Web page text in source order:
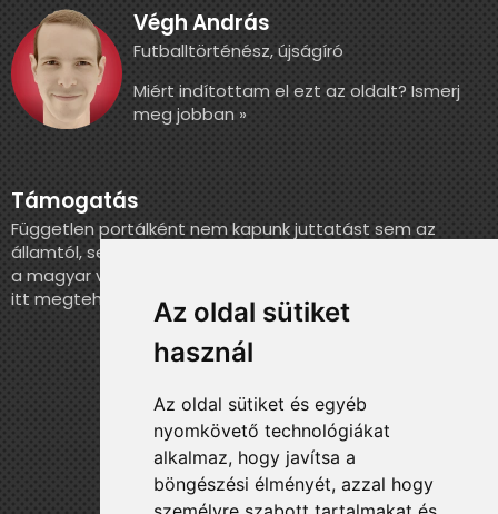
Az oldal sütiket
használ
Az oldal sütiket és egyéb
nyomkövető technológiákat
alkalmaz, hogy javítsa a
böngészési élményét, azzal hogy
Végh András
Futballtörténész, újságíró
Miért indítottam el ezt az oldalt? Ismerj
meg jobban »
Támogatás
Független portálként nem kapunk juttatást sem az
államtól, sem más szervezettől. Ha szeretnél segíteni
a magyar válogatott történelmének feldolgozásában,
itt megteheted.